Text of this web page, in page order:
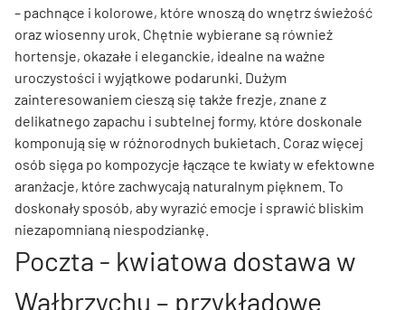
– pachnące i kolorowe, które wnoszą do wnętrz świeżość
oraz wiosenny urok. Chętnie wybierane są również
hortensje, okazałe i eleganckie, idealne na ważne
uroczystości i wyjątkowe podarunki. Dużym
zainteresowaniem cieszą się także frezje, znane z
delikatnego zapachu i subtelnej formy, które doskonale
komponują się w różnorodnych bukietach. Coraz więcej
osób sięga po kompozycje łączące te kwiaty w efektowne
aranżacje, które zachwycają naturalnym pięknem. To
doskonały sposób, aby wyrazić emocje i sprawić bliskim
niezapomnianą niespodziankę.
Poczta - kwiatowa dostawa w
Wałbrzychu – przykładowe